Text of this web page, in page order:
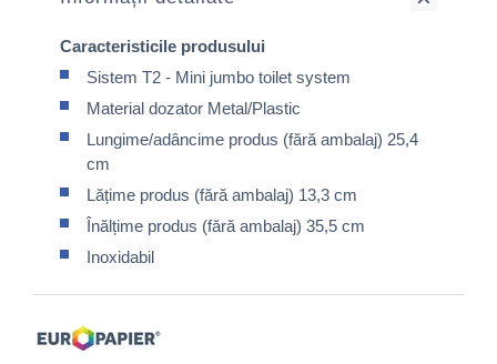
Caracteristicile produsului
Sistem T2 - Mini jumbo toilet system
Material dozator Metal/Plastic
Lungime/adâncime produs (fără ambalaj) 25,4
cm
Lățime produs (fără ambalaj) 13,3 cm
Înălțime produs (fără ambalaj) 35,5 cm
Inoxidabil